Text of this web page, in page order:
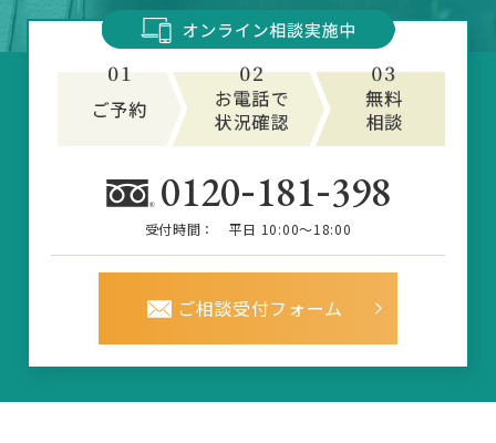
0120-181-398
受付時間： 平日 10:00～18:00
ご相談受付フォーム